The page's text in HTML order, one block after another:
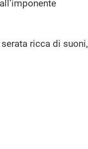
ricca di suoni,